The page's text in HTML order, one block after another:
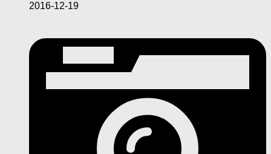
2016-12-19